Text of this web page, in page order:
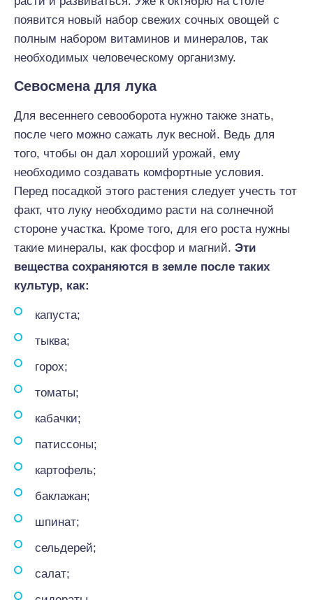
появится новый набор свежих сочных овощей с
полным набором витаминов и минералов, так
необходимых человеческому организму.
Севосмена для лука
Для весеннего севооборота нужно также знать,
после чего можно сажать лук весной. Ведь для
того, чтобы он дал хороший урожай, ему
необходимо создавать комфортные условия.
Перед посадкой этого растения следует учесть тот
факт, что луку необходимо расти на солнечной
стороне участка. Кроме того, для его роста нужны
такие минералы, как фосфор и магний. Эти
вещества сохраняются в земле после таких
культур, как:
капуста;
тыква;
горох;
томаты;
кабачки;
патиссоны;
картофель;
баклажан;
шпинат;
сельдерей;
салат;